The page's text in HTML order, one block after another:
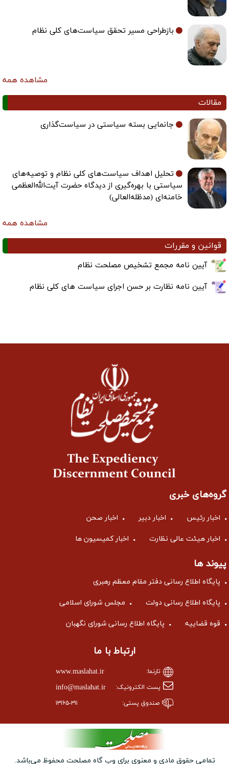
بازطراحی مسیر تحقق سیاست‌های کلی نظام
مشاهده همه
مقالات
جانمایی بسته سیاستی در سیاست‌گذاری
تحلیل اهداف سیاست‌های کلی نظام و توصیه‌های
سیاستی با بهره‌گیری از دیدگاه حضرت آیت‌الله‌العظمی
خامنه‌ای (مدظله‌العالی)
مشاهده همه
قوانین و مقررات
آیین نامه مجمع تشخیص مصلحت نظام
آیین نامه نظارت بر حسن اجرای سیاست های کلی نظام
گروه‌های خبری
اخبار رئیس اخبار دبیر اخبار صحن
اخبار هیئت عالی نظارت اخبار کمیسیون ها
پیوند ها
پایگاه اطلاع رسانی دفتر مقام معظم رهبری
پایگاه اطلاع رسانی دولت مجلس شورای اسلامی
قوه قضاییه پایگاه اطلاع رسانی شورای نگهبان
ارتباط با ما
تارنما: www.maslahat.ir
پست الکترونیک: info@maslahat.ir
صندوق پستی: ۱۳۱۶۵-۳۱۱
تمامی حقوق مادی و معنوی برای وب ‌گاه مصلحت محفوظ می‌باشد.